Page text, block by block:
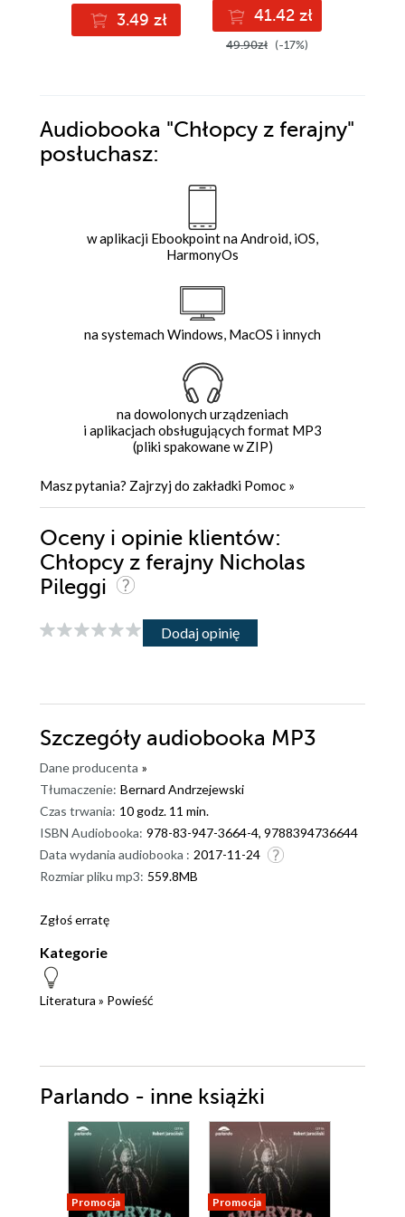
3.49 zł 41.42 zł
49.90zł (-17%)
Audiobooka "Chłopcy z ferajny"
posłuchasz:
w aplikacji Ebookpoint na Android, iOS,
HarmonyOs
na systemach Windows, MacOS i innych
na dowolonych urządzeniach
i aplikacjach obsługujących format MP3
(pliki spakowane w ZIP)
Masz pytania? Zajrzyj do zakładki Pomoc »
Oceny i opinie klientów:
Chłopcy z ferajny Nicholas
Pileggi
Dodaj opinię
Szczegóły audiobooka MP3
Dane producenta »
Tłumaczenie: Bernard Andrzejewski
Czas trwania: 10 godz. 11 min.
ISBN Audiobooka: 978-83-947-3664-4, 9788394736644
Data wydania audiobooka : 2017-11-24
Rozmiar pliku mp3: 559.8MB
Zgłoś erratę
Kategorie
Literatura » Powieść
Parlando - inne książki
Promocja Promocja